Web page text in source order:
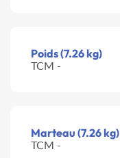
Poids (7.26 kg)
TCM -
Marteau (7.26 kg)
TCM -